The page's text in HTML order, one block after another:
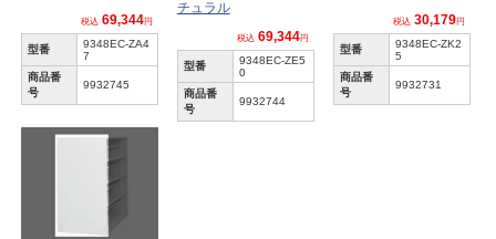
税込 69,344円
型番
9348EC-ZA4
7
商品番
号
9932745
チュラル
税込 69,344円
型番
9348EC-ZE5
0
商品番
号
9932744
税込 30,179円
型番
9348EC-ZK2
5
商品番
号
9932731